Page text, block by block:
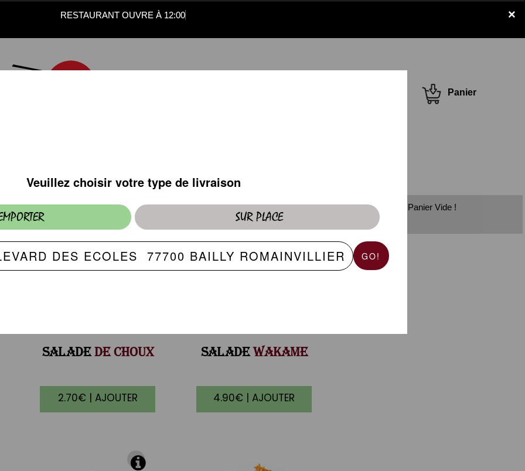
×
RESTAURANT OUVRE À 12:00
Panier
ENTRÉES
SALADEDE CHOUX
2.70€ | AJOUTER
SALADEWAKAME
4.90€ | AJOUTER
Panier Vide !